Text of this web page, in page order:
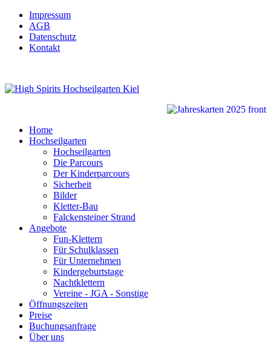
Impressum
AGB
Datenschutz
Kontakt
Home
Hochseilgarten
Hochseilgarten
Die Parcours
Der Kinderparcours
Sicherheit
Bilder
Kletter-Bau
Falckensteiner Strand
Angebote
Fun-Klettern
Für Schulklassen
Für Unternehmen
Kindergeburtstage
Nachtklettern
Vereine - JGA - Sonstige
Öffnungszeiten
Preise
Buchungsanfrage
Über uns